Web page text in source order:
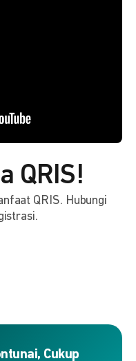
QRIS!
QRIS. Hubungi
Cukup